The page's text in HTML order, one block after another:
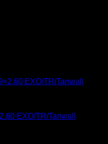
EXO/TR/Tanwall